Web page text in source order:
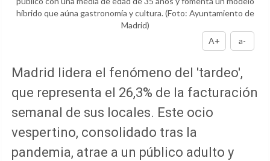
híbrido que aúna gastronomía y cultura.(Foto: Ayuntamiento de
Madrid)
A+
a-
Madrid lidera el fenómeno del 'tardeo',
que representa el 26,3% de la facturación
semanal de sus locales. Este ocio
vespertino, consolidado tras la
pandemia, atrae a un público adulto y